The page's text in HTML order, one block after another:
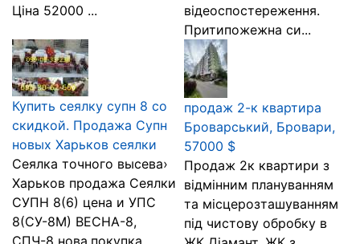
Ціна 52000 ...
відеоспостереження.
Притипожежна си...
Купить сеялку супн 8 со
скидкой. Продажа Супн
новых Харьков сеялки
Сеялка точного высева›
Харьков продажа Сеялки
СУПН 8(6) цена и УПС
8(СУ-8М) ВЕСНА-8,
СПЧ-8 нова,покупка
продаж 2-к квартира
Броварський, Бровари,
57000 $
Продаж 2к квартири з
відмінним плануванням
та місцерозташуванням
під чистову обробку в